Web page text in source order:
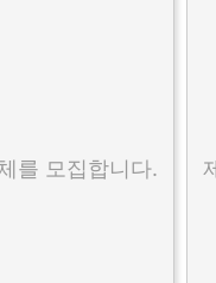
를 모집합니다.